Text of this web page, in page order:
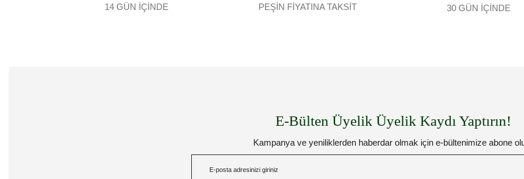
14 GÜN İÇİNDE PEŞİN FİYATINA TAKSİT 30 GÜN İÇİNDE
E-Bülten Üyelik Üyelik Kaydı Yaptırın!
Kampanya ve yeniliklerden haberdar olmak için e-bültenimize abone